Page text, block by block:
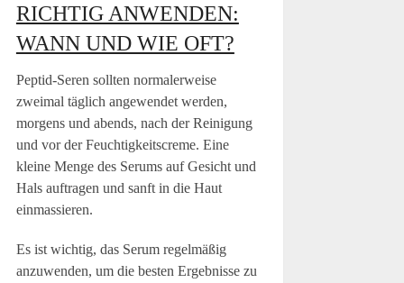
RICHTIG ANWENDEN:
WANN UND WIE OFT?
Peptid-Seren sollten normalerweise
zweimal täglich angewendet werden,
morgens und abends, nach der Reinigung
und vor der Feuchtigkeitscreme. Eine
kleine Menge des Serums auf Gesicht und
Hals auftragen und sanft in die Haut
einmassieren.
Es ist wichtig, das Serum regelmäßig
anzuwenden, um die besten Ergebnisse zu